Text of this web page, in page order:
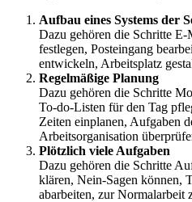
Aufbau eines Systems der
Dazu gehören die Schritte E-
festlegen, Posteingang
entwickeln, Arbeitsplatz
Regelmäßige Planung
Dazu gehören die Schritte
To-do-Listen für den Tag
Zeiten einplanen, Aufgaben
Arbeitsorganisation
Plötzlich viele Aufgaben
Dazu gehören die Schritte
klären, Nein-Sagen können,
abarbeiten, zur Normalarbeit